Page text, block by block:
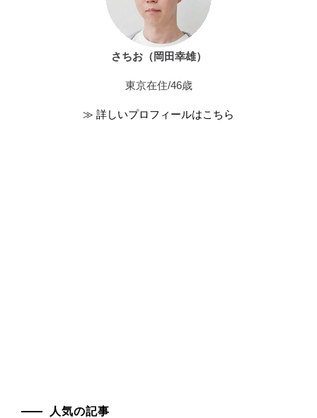
さちお（岡田幸雄）
東京在住/46歳
≫ 詳しいプロフィールはこちら
人気の記事